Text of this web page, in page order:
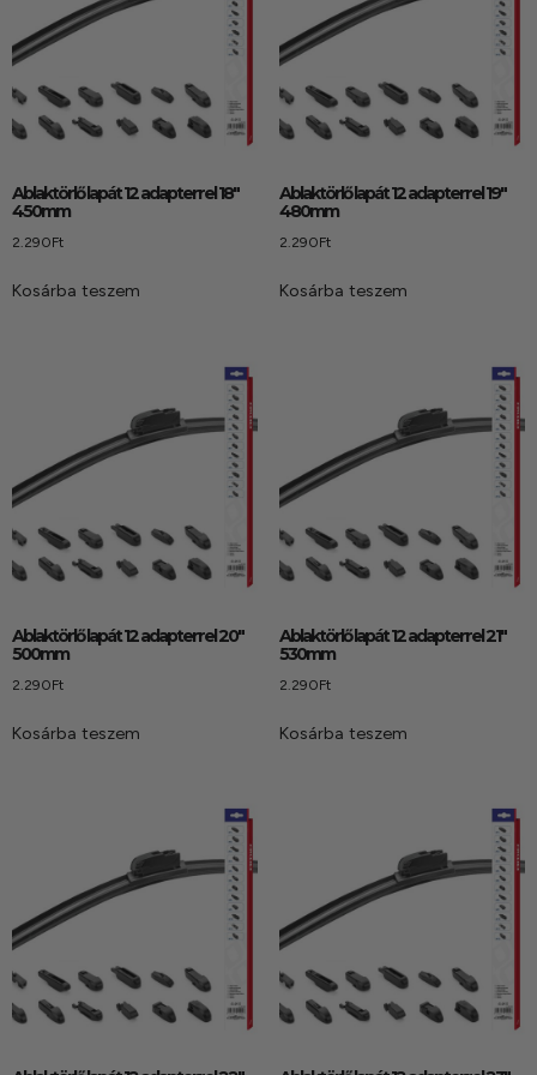
Ablaktörlő lapát 12 adapterrel 18″
450mm
2.290Ft
Kosárba teszem
Ablaktörlő lapát 12 adapterrel 19″
480mm
2.290Ft
Kosárba teszem
Ablaktörlő lapát 12 adapterrel 20″
500mm
2.290Ft
Kosárba teszem
Ablaktörlő lapát 12 adapterrel 21″
530mm
2.290Ft
Kosárba teszem